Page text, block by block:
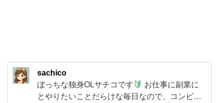
け
豆
sachico
ぼっちな独身OLサチコです
お仕事に副業に
とやりたいことだらけな毎日なので、コンビニ